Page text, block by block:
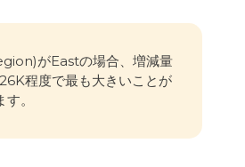
がEastの場合、増減量
程度で最も大きいことが
。